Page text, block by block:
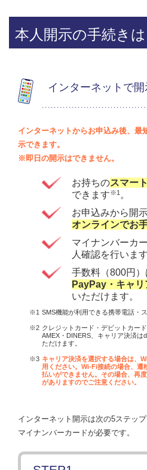
本人開示の手続きは
インターネットで開
インターネットからお申込み後、最
示できます。
※即日の開示はできません。
お持ちのスマー
できます※1 。
お申込みから開
オンラインでお
マイナンバーカ
人確認を行います
手数料（800円）
PayPay・キャリ
いただけます。
SMS機能が利用できる携帯電話・
クレジットカード・デビットカー
AMEX・DINERS、キャリア決済
ただけます。
キャリア決済を選択する場合は、
用ください。Wi-Fi接続の場合、遷
払いができません。その場合、再
がありますのでご注意ください。
インターネット開示は次の5ステップ
マイナンバーカードが必要です。